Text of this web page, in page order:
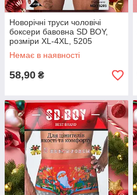
Новорічні труси чоловічі
боксери бавовна SD BOY,
розміри XL-4XL, 5205
Немає в наявності
58,90 ₴